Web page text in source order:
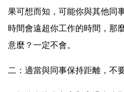
果可想而知，可能你與其他同
時間會遠超你工作的時間，那
意麼？一定不會。
二：適當與同事保持距離，不